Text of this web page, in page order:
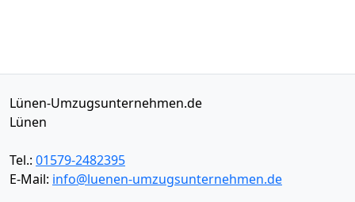
Lünen-Umzugsunternehmen.de
Lünen
Tel.: 01579-2482395
E-Mail: info@luenen-umzugsunternehmen.de